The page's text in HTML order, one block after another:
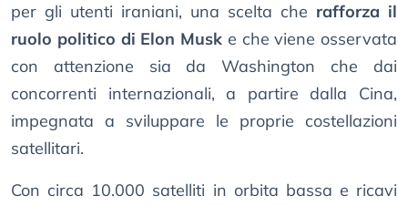
per gli utenti iraniani, una scelta che rafforza il
ruolo politico di Elon Musk e che viene osservata
con attenzione sia da Washington che dai
concorrenti internazionali, a partire dalla Cina,
impegnata a sviluppare le proprie costellazioni
satellitari.
Con circa 10.000 satelliti in orbita bassa e ricavi